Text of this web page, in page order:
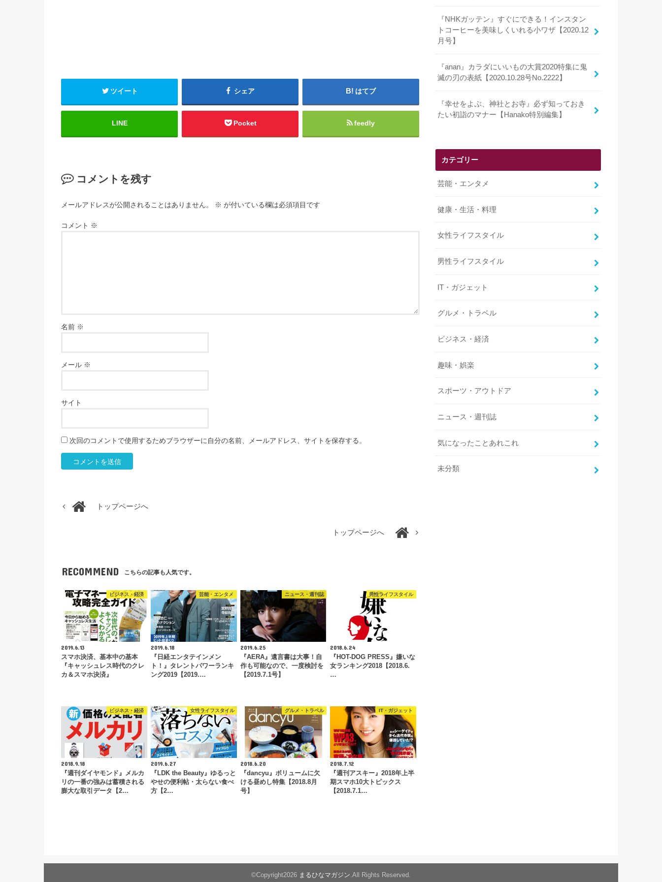
ツイート シェア はてブ
LINE Pocket feedly
コメントを残す
メールアドレスが公開されることはありません。 ※ が付いている欄は必須項目です
コメント ※
名前 ※
メール ※
サイト
次回のコメントで使用するためブラウザーに自分の名前、メールアドレス、サイトを保存する。
トップページへ
トップページへ
RECOMMEND こちらの記事も人気です。
ビジネス・経済
2019.6.13
スマホ決済、基本中の基本
『キャッシュレス時代のクレ
カ＆スマホ決済』
芸能・エンタメ
2019.6.18
『日経エンタテインメン
ト！』タレントパワーランキ
ング2019【2019.…
ニュース・週刊誌
2019.6.25
『AERA』遺言書は大事！自
作も可能なので、一度検討を
【2019.7.1号】
男性ライフスタイル
2018.6.24
『HOT-DOG PRESS』嫌いな
女ランキング2018【2018.6.
…
ビジネス・経済
2018.9.18
『週刊ダイヤモンド』メルカ
リの一番の強みは蓄積される
膨大な取引データ【2…
女性ライフスタイル
2019.6.27
『LDK the Beauty』ゆるっと
やせの便利帖・太らない食べ
方【2…
グルメ・トラベル
2018.6.20
『dancyu』ボリュームに欠
ける昼めし特集【2018.8月
号】
IT・ガジェット
2018.7.12
『週刊アスキー』2018年上半
期スマホ10大トピックス
【2018.7.1…
『NHKガッテン』すぐにできる！インスタン
トコーヒーを美味しくいれる小ワザ【2020.12
月号】
『anan』カラダにいいもの大賞2020特集に鬼
滅の刃の表紙【2020.10.28号No.2222】
『幸せをよぶ、神社とお寺』必ず知っておき
たい初詣のマナー【Hanako特別編集】
カテゴリー
芸能・エンタメ
健康・生活・料理
女性ライフスタイル
男性ライフスタイル
IT・ガジェット
グルメ・トラベル
ビジネス・経済
趣味・娯楽
スポーツ・アウトドア
ニュース・週刊誌
気になったことあれこれ
未分類
©Copyright2026 まるひなマガジン .All Rights Reserved.